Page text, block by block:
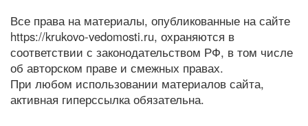
Все права на материалы, опубликованные на сайте
https://krukovo-vedomosti.ru, охраняются в
соответствии с законодательством РФ, в том числе
об авторском праве и смежных правах.
При любом использовании материалов сайта,
активная гиперссылка обязательна.